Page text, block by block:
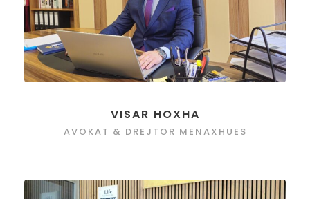
VISAR HOXHA
AVOKAT & DREJTOR MENAXHUES